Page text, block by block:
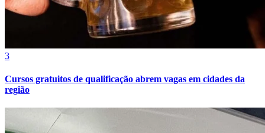
3
Cursos gratuitos de qualificação abrem vagas em cidades da
região